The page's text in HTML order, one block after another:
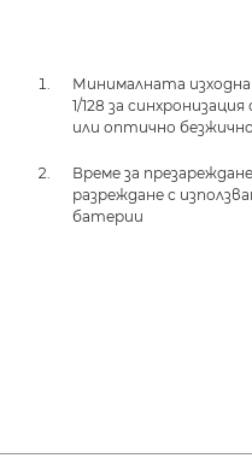
Минималната
1/128 за
или оптично
Време за
разреждане с
батерии